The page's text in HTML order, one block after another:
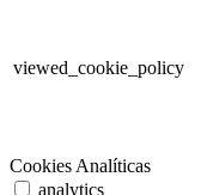
viewed_cookie_policy
Cookies Analíticas
analytics